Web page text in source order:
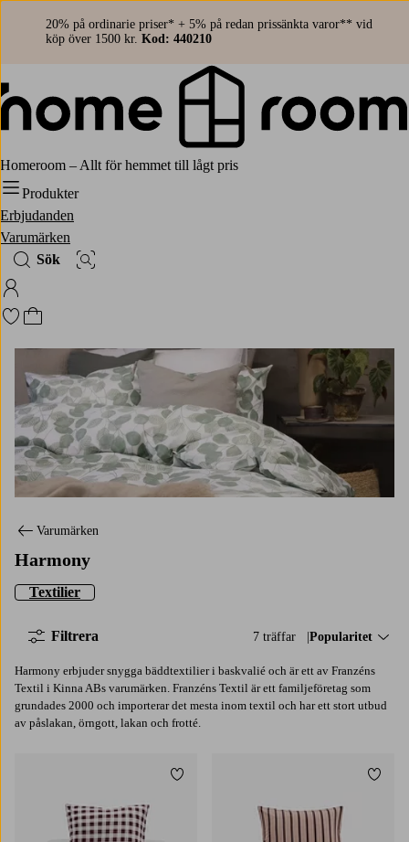
20% på ordinarie priser* + 5% på redan prissänkta varor** vid
köp över 1500 kr. Kod: 440210
Homeroom – Allt för hemmet till lågt pris
Produkter
Erbjudanden
Varumärken
Sök
Bildsök
Logga in på Homeroom
Gå till favoritmarkerade produkter
Gå till kundvagnen
Varumärken
Harmony
Textilier
7 träffar Sortera på:
Popularitet
Filtrera
Harmony erbjuder snygga bäddtextilier i baskvalié och är ett av Franzéns
Textil i Kinna ABs varumärken. Franzéns Textil är ett familjeföretag som
grundades 2000 och importerar det mesta inom textil och har ett stort utbud
av påslakan, örngott, lakan och frotté.
Lägg till i favoriter